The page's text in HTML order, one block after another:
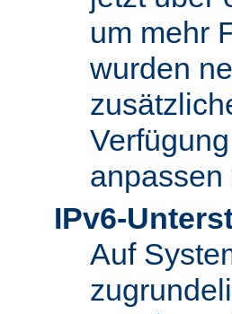
um mehr
wurden
anpassen
IPv6-
Auf